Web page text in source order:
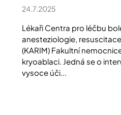
24.7.2025
Lékaři Centra pro léčbu
anesteziologie,
(KARIM) Fakultní
kryoablaci. Jedná se o
vysoce úči...